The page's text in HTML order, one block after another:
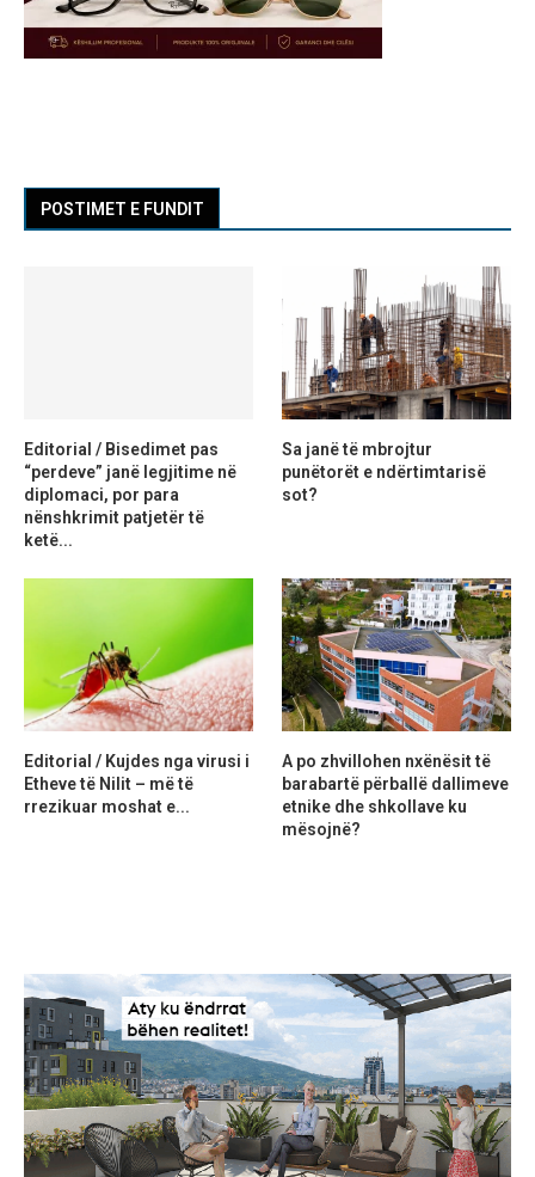
POSTIMET E FUNDIT
Editorial / Bisedimet pas
“perdeve” janë legjitime në
diplomaci, por para
nënshkrimit patjetër të
ketë...
Sa janë të mbrojtur
punëtorët e ndërtimtarisë
sot?
Editorial / Kujdes nga virusi i
Etheve të Nilit – më të
rrezikuar moshat e...
A po zhvillohen nxënësit të
barabartë përballë dallimeve
etnike dhe shkollave ku
mësojnë?